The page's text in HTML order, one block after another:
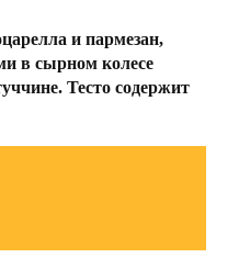
и пармезан,
в сырном колесе
Тесто содержит